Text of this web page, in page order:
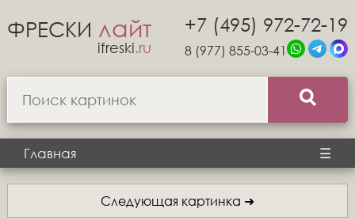
ФРЕСКИ лайт
ifreski.ru
+7 (495) 972-72-19
8 (977) 855-03-41
Главная ☰
Следующая картинка ➜